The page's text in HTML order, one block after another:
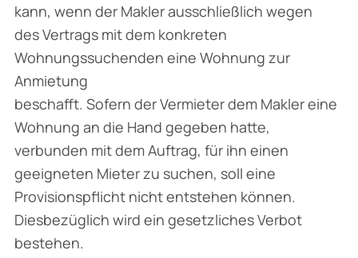
kann, wenn der Makler ausschließlich wegen
des Vertrags mit dem konkreten
Wohnungssuchenden eine Wohnung zur
Anmietung
beschafft. Sofern der Vermieter dem Makler eine
Wohnung an die Hand gegeben hatte,
verbunden mit dem Auftrag, für ihn einen
geeigneten Mieter zu suchen, soll eine
Provisionspflicht nicht entstehen können.
Diesbezüglich wird ein gesetzliches Verbot
bestehen.